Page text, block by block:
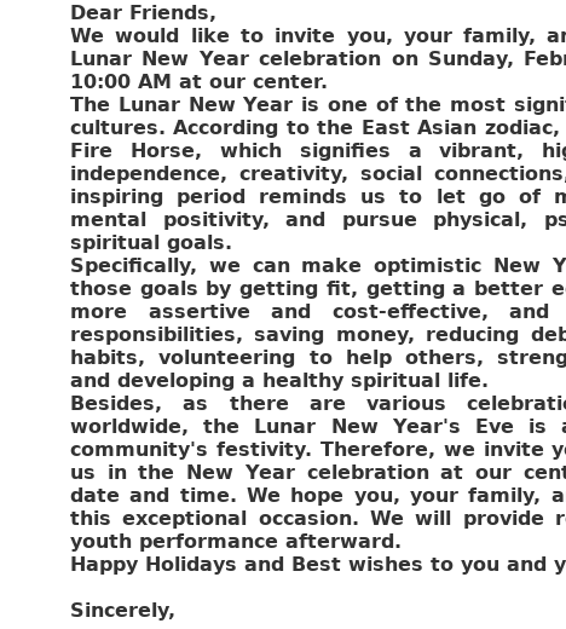
Dear Friends,
We would like to invite you, your family,
Lunar New Year celebration on Sunday,
10:00 AM at our center.
The Lunar New Year is one of the most
cultures. According to the East Asian
Fire Horse, which signifies a vibrant,
independence, creativity, social
inspiring period reminds us to let go of
mental positivity, and pursue physical,
spiritual goals.
Specifically, we can make optimistic New
those goals by getting fit, getting a better
more assertive and cost-effective, and
responsibilities, saving money, reducing
habits, volunteering to help others,
and developing a healthy spiritual life.
Besides, as there are various
worldwide, the Lunar New Year's Eve
community's festivity. Therefore, we invite
us in the New Year celebration at our
date and time. We hope you, your family,
this exceptional occasion. We will provide
youth performance afterward.
Happy Holidays and Best wishes to you and
Sincerely,